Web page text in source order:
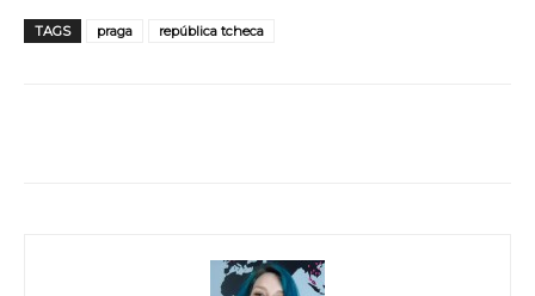
TAGS praga república tcheca